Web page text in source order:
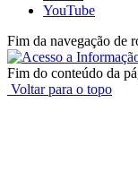
YouTube
Fim da navegação de
Fim do conteúdo da
Voltar para o topo